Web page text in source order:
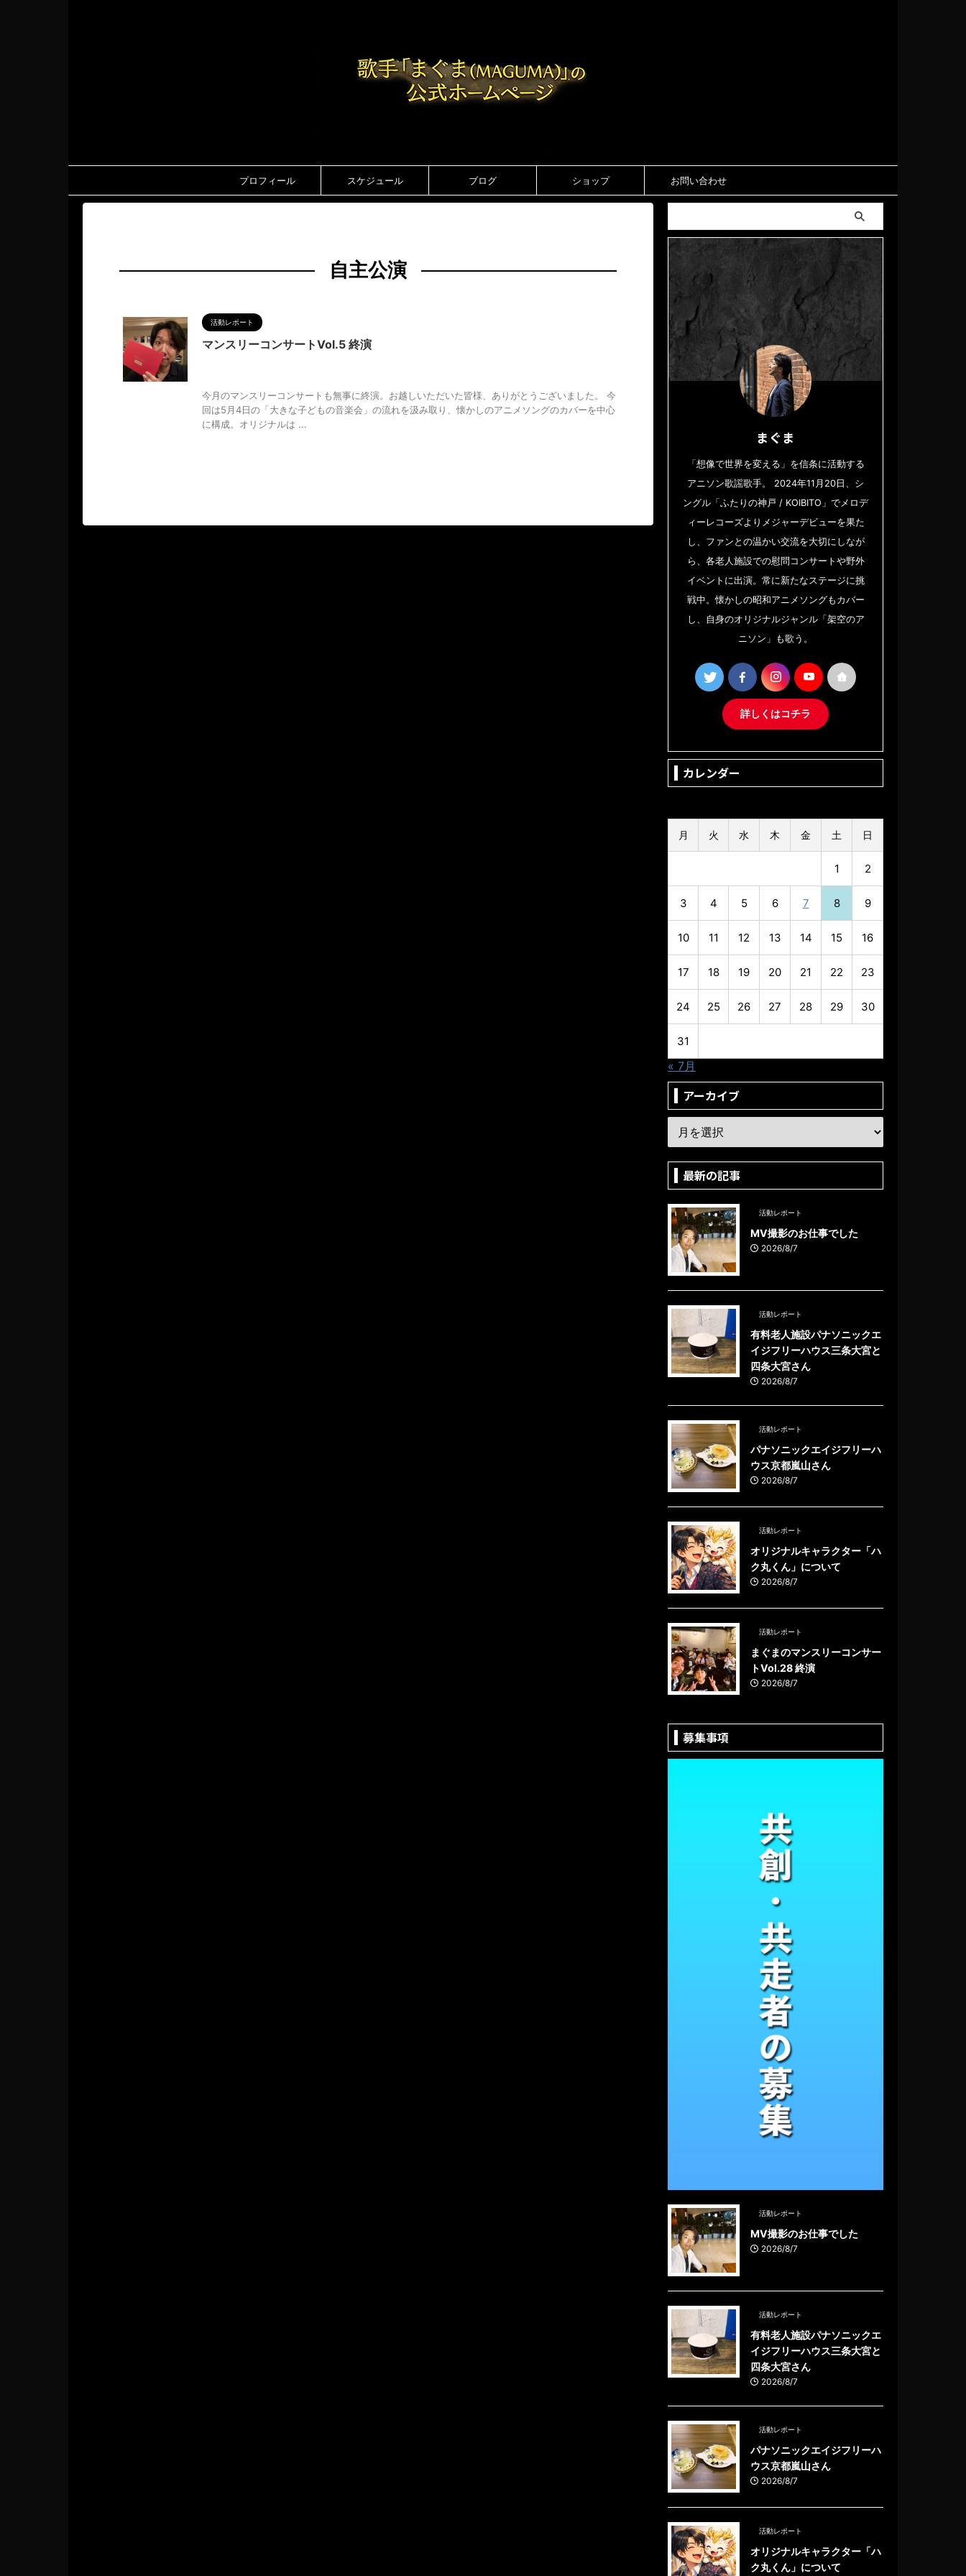
プロフィール スケジュール ブログ ショップ お問い合わせ
自主公演
活動レポート
マンスリーコンサートVol.5 終演
今月のマンスリーコンサートも無事に終演。お越しいただいた皆様、ありがとうございました。 今
回は5月4日の「大きな子どもの音楽会」の流れを汲み取り、懐かしのアニメソングのカバーを中心
に構成。オリジナルは ...
まぐま
「想像で世界を変える」を信条に活動する
アニソン歌謡歌手。 2024年11月20日、シ
ングル「ふたりの神戸 / KOIBITO」でメロデ
ィーレコーズよりメジャーデビューを果た
し、ファンとの温かい交流を大切にしなが
ら、各老人施設での慰問コンサートや野外
イベントに出演。常に新たなステージに挑
戦中。懐かしの昭和アニメソングもカバー
し、自身のオリジナルジャンル「架空のア
ニソン」も歌う。
詳しくはコチラ
カレンダー
月 火 水 木 金 土 日
1 2
3 4 5 6 7 8 9
10 11 12 13 14 15 16
17 18 19 20 21 22 23
24 25 26 27 28 29 30
31
« 7月
アーカイブ
最新の記事
活動レポート
MV撮影のお仕事でした
2026/8/7
活動レポート
有料老人施設パナソニックエ
イジフリーハウス三条大宮と
四条大宮さん
2026/8/7
活動レポート
パナソニックエイジフリーハ
ウス京都嵐山さん
2026/8/7
活動レポート
オリジナルキャラクター「ハ
ク丸くん」について
2026/8/7
活動レポート
まぐまのマンスリーコンサー
トVol.28 終演
2026/8/7
募集事項
活動レポート
MV撮影のお仕事でした
2026/8/7
活動レポート
有料老人施設パナソニックエ
イジフリーハウス三条大宮と
四条大宮さん
2026/8/7
活動レポート
パナソニックエイジフリーハ
ウス京都嵐山さん
2026/8/7
活動レポート
オリジナルキャラクター「ハ
ク丸くん」について